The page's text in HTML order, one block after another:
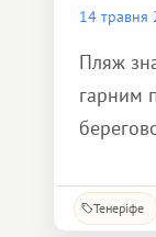
14 травня
Пляж
гарним
Тенеріфе